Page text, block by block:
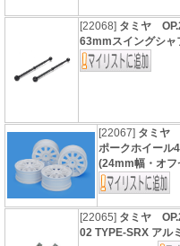
[22068] タミヤ
63mmスイングシャ
[22067] タミヤ
ポークホイール
(24mm幅・オフ
[22065] タミヤ
02 TYPE-SRX アル